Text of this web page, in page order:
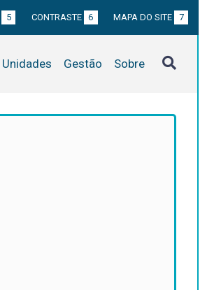
5 CONTRASTE 6 MAPA DO SITE 7
Unidades Gestão Sobre